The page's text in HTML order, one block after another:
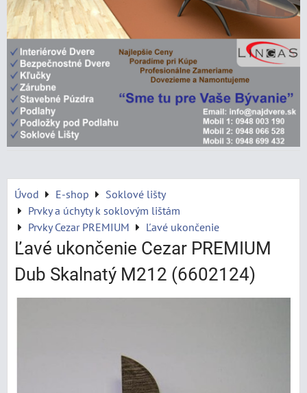
Úvod E-shop
Soklové lišty
Prvky a úchyty k soklovým lištám
Prvky Cezar PREMIUM
Ľavé ukončenie
Ľavé ukončenie Cezar PREMIUM
Dub Skalnatý M212 (6602124)